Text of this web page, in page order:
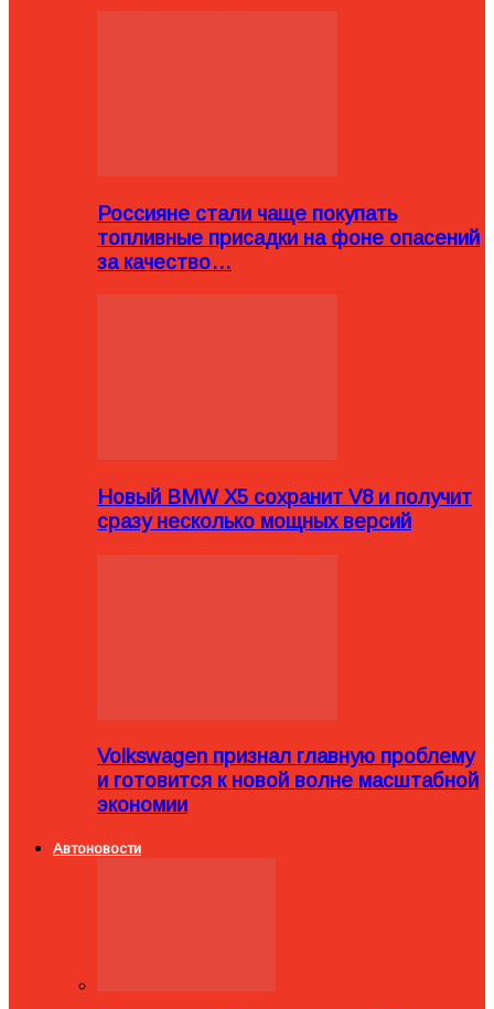
Россияне стали чаще покупать
топливные присадки на фоне опасений
за качество…
Новый BMW X5 сохранит V8 и получит
сразу несколько мощных версий
Volkswagen признал главную проблему
и готовится к новой волне масштабной
экономии
Автоновости